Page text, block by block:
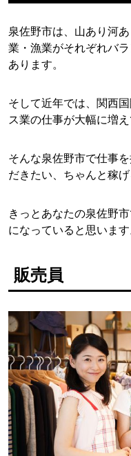
泉佐野市は、山あり河
業・漁業がそれぞれバ
あります。
そして近年では、関西
ス業の仕事が大幅に増え
そんな泉佐野市で仕事
だきたい、ちゃんと稼
きっとあなたの泉佐野
になっていると思います
販売員